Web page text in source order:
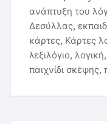
ανάπτυξη του
Δεσύλλας,
κάρτες, Κάρτες
λεξιλόγιο,λογική
παιχνίδι σκέψης,